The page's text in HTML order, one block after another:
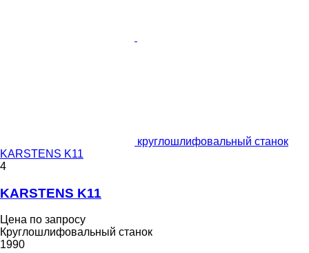
круглошлифовальный станок
KARSTENS K11
4
KARSTENS K11
Цена по запросу
Круглошлифовальный станок
1990